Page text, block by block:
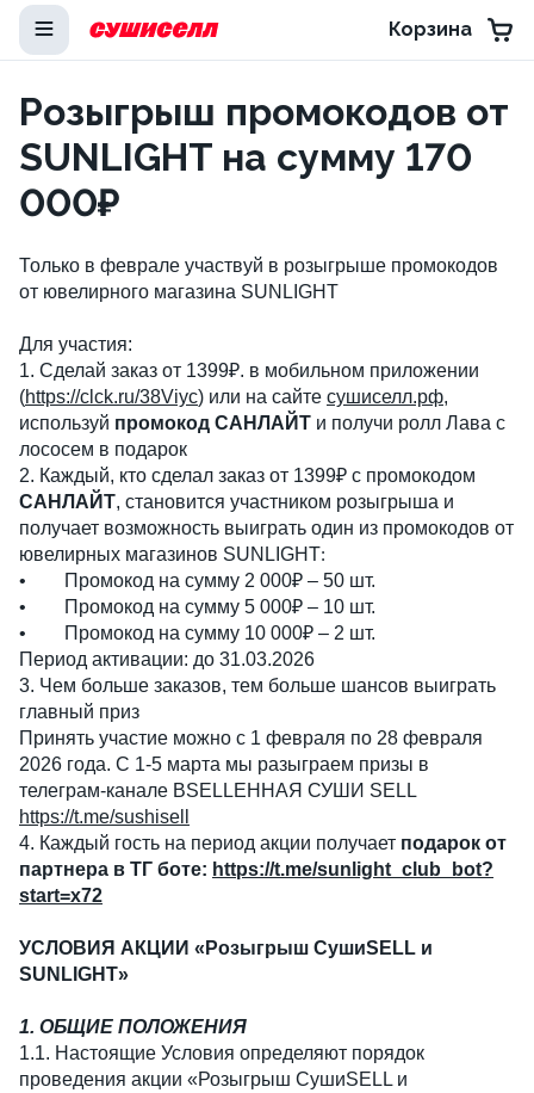
Корзина
Розыгрыш промокодов от
SUNLIGHT на сумму 170
000₽
Только в феврале участвуй в розыгрыше промокодов
от ювелирного магазина SUNLIGHT
Для участия:
1. Сделай заказ от 1399₽. в мобильном приложении
(https://clck.ru/38Viyc) или на сайте сушиселл.рф,
используй промокод САНЛАЙТ и получи ролл Лава с
лососем в подарок
2. Каждый, кто сделал заказ от 1399₽ с промокодом
САНЛАЙТ, становится участником розыгрыша и
получает возможность выиграть один из промокодов от
ювелирных магазинов SUNLIGHT:
• Промокод на сумму 2 000₽ – 50 шт.
• Промокод на сумму 5 000₽ – 10 шт.
• Промокод на сумму 10 000₽ – 2 шт.
Период активации: до 31.03.2026
3. Чем больше заказов, тем больше шансов выиграть
главный приз
Принять участие можно с 1 февраля по 28 февраля
2026 года. С 1-5 марта мы разыграем призы в
телеграм-канале ВSELLЕННАЯ СУШИ SELL
https://t.me/sushisell
4. Каждый гость на период акции получает подарок от
партнера в ТГ боте: https://t.me/sunlight_club_bot?
start=x72
УСЛОВИЯ АКЦИИ «Розыгрыш СушиSELL и
SUNLIGHT»
1. ОБЩИЕ ПОЛОЖЕНИЯ
1.1. Настоящие Условия определяют порядок
проведения акции «Розыгрыш СушиSELL и